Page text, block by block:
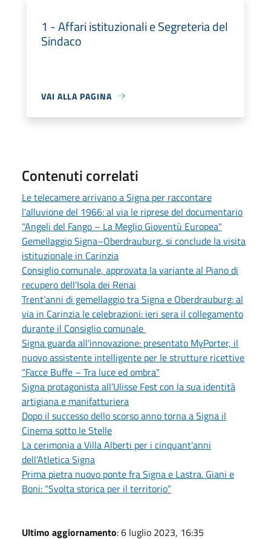
1 - Affari istituzionali e Segreteria del
Sindaco
VAI ALLA PAGINA
Contenuti correlati
Le telecamere arrivano a Signa per raccontare
l'alluvione del 1966: al via le riprese del documentario
"Angeli del Fango – La Meglio Gioventù Europea"
Gemellaggio Signa–Oberdrauburg, si conclude la visita
istituzionale in Carinzia
Consiglio comunale, approvata la variante al Piano di
recupero dell'Isola dei Renai
Trent’anni di gemellaggio tra Signa e Oberdrauburg: al
via in Carinzia le celebrazioni: ieri sera il collegamento
durante il Consiglio comunale
Signa guarda all'innovazione: presentato MyPorter, il
nuovo assistente intelligente per le strutture ricettive
“Facce Buffe – Tra luce ed ombra"
Signa protagonista all’Ulisse Fest con la sua identità
artigiana e manifatturiera
Dopo il successo dello scorso anno torna a Signa il
Cinema sotto le Stelle
La cerimonia a Villa Alberti per i cinquant'anni
dell’Atletica Signa
Prima pietra nuovo ponte fra Signa e Lastra. Giani e
Boni: “Svolta storica per il territorio”
Ultimo aggiornamento: 6 luglio 2023, 16:35